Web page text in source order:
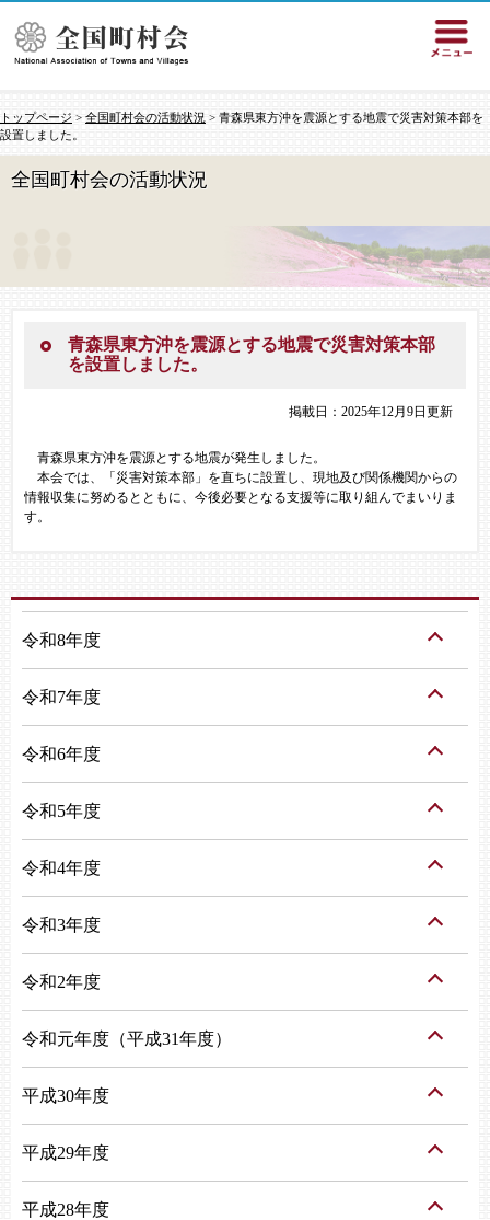
トップページ > 全国町村会の活動状況 > 青森県東方沖を震源とする地震で災害対策本部を
設置しました。
全国町村会の活動状況
青森県東方沖を震源とする地震で災害対策本部
を設置しました。
掲載日：2025年12月9日更新
青森県東方沖を震源とする地震が発生しました。
本会では、「災害対策本部」を直ちに設置し、現地及び関係機関からの
情報収集に努めるとともに、今後必要となる支援等に取り組んでまいりま
す。
令和8年度
令和7年度
令和6年度
令和5年度
令和4年度
令和3年度
令和2年度
令和元年度（平成31年度）
平成30年度
平成29年度
平成28年度